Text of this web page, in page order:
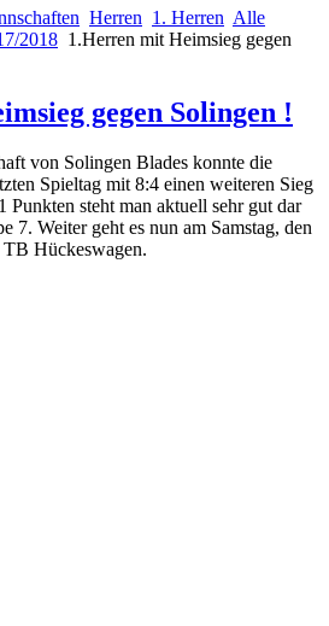
Herren 1. Herren Alle
2018 1.Herren mit Heimsieg gegen
gegen Solingen !
von Solingen Blades konnte die
Spieltag mit 8:4 einen weiteren Sieg
Punkten steht man aktuell sehr gut dar
7. Weiter geht es nun am Samstag, den
Hückeswagen.